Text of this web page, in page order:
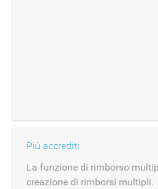
Più accrediti
La funzione di rimborso
creazione di rimborsi multipli.